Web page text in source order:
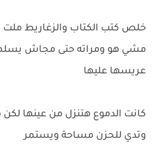
خلص كتب الكتاب والزغاريط ملت
مشي هو ومراته حتى مجاش
عريسها عليها
كانت الدموع هتنزل من عينها
وتدي للحزن مساحة ويستمر